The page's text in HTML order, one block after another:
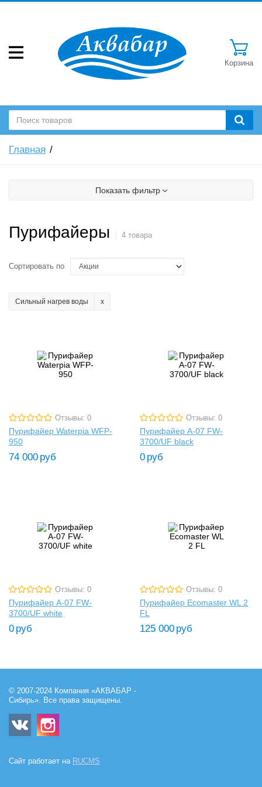
Корзина
Главная
Показать фильтр
Пурифайеры 4 товара
Сортировать по
Сильный нагрев воды
Отзывы: 0
Пурифайер Waterpia WFP-
950
74 000 руб
Отзывы: 0
Пурифайер A-07 FW-
3700/UF black
0 руб
Отзывы: 0
Пурифайер A-07 FW-
3700/UF white
0 руб
Отзывы: 0
Пурифайер Ecomaster WL 2
FL
125 000 руб
© 2007-2024 Компания «АКВАБАР -
Сибирь». Все права защищены.
Сайт работает на RUCMS